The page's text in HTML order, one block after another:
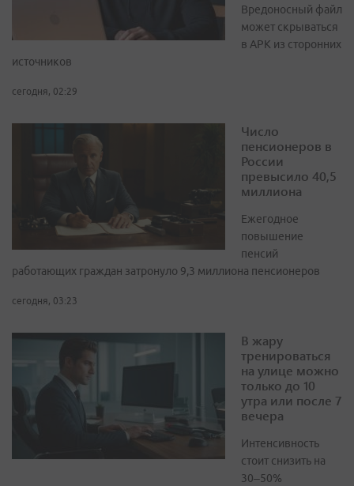
Вредоносный файл
может скрываться
в APK из сторонних
источников
сегодня, 02:29
Число
пенсионеров в
России
превысило 40,5
миллиона
Ежегодное
повышение
пенсий
работающих граждан затронуло 9,3 миллиона пенсионеров
сегодня, 03:23
В жару
тренироваться
на улице можно
только до 10
утра или после 7
вечера
Интенсивность
стоит снизить на
30–50%